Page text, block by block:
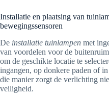
Installatie en plaatsing van
bewegingssensoren
De installatie tuinlampen met
van voordelen voor de
om de geschikte locatie te
ingangen, op donkere paden of
die manier zorgt de verlichting
veiligheid.